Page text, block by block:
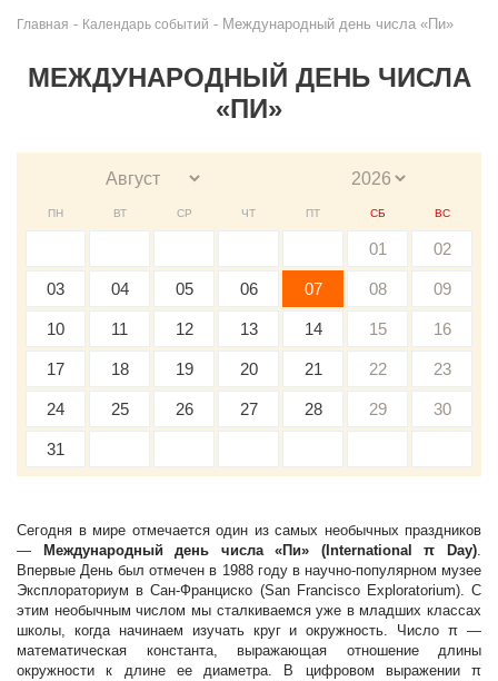
Главная - Календарь событий - Международный день числа «Пи»
МЕЖДУНАРОДНЫЙ ДЕНЬ ЧИСЛА
«ПИ»
ПН ВТ СР ЧТ ПТ СБ ВС
01 02
03 04 05 06 07 08 09
10 11 12 13 14 15 16
17 18 19 20 21 22 23
24 25 26 27 28 29 30
31
Сегодня в мире отмечается один из самых необычных праздников
—
Международный день числа «Пи» (International π Day).
Впервые День был отмечен в 1988 году в научно-популярном музее
Эксплораториум в Сан-Франциско (San Francisco Exploratorium). С
этим необычным числом мы сталкиваемся уже в младших классах
школы, когда начинаем изучать круг и окружность. Число π —
математическая константа, выражающая отношение длины
окружности к длине ее диаметра. В цифровом выражении π